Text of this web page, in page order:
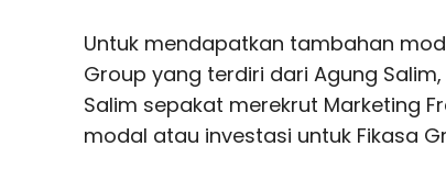
Untuk mendapatkan tambahan
Group yang terdiri dari Agung Salim,
Salim sepakat merekrut Marketing
modal atau investasi untuk Fikasa